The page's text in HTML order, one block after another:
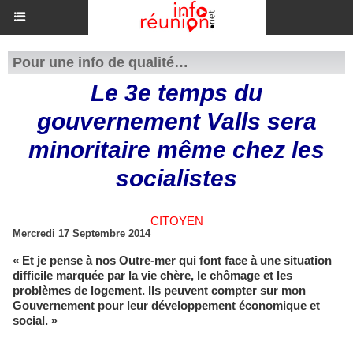
Pour une info de qualité…
Le 3e temps du
gouvernement Valls sera
minoritaire même chez les
socialistes
CITOYEN
Mercredi 17 Septembre 2014
« Et je pense à nos Outre-mer qui font face à une situation
difficile marquée par la vie chère, le chômage et les
problèmes de logement. Ils peuvent compter sur mon
Gouvernement pour leur développement économique et
social. »